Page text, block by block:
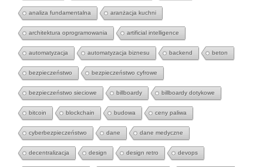
analiza fundamentalna aranżacja kuchni
architektura oprogramowania artificial intelligence
automatyzacja automatyzacja biznesu backend beton
bezpieczeństwo bezpieczeństwo cyfrowe
bezpieczeństwo sieciowe billboardy billboardy dotykowe
bitcoin blockchain budowa ceny paliwa
cyberbezpieczeństwo dane dane medyczne
decentralizacja design design retro devops